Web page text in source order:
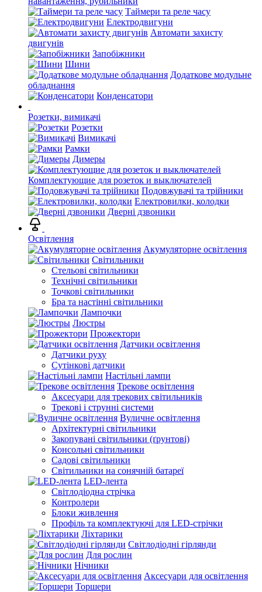
Таймери та реле часу
Електродвигуни
Автомати захисту
двигунів
Запобіжники
Шини
Додаткове модульне
обладнання
Конденсатори
Розетки, вимикачі
Розетки
Вимикачі
Рамки
Димеры
Комплектующие для розеток и выключателей
Подовжувачі та трійники
Електровилки, колодки
Дверні дзвоники
Освітлення
Акумуляторне освітлення
Світильники
Стельові світильники
Технічні світильники
Точкові світильники
Бра та настінні світильники
Лампочки
Люстры
Прожектори
Датчики освітлення
Датчики руху
Сутінкові датчики
Настільні лампи
Трекове освітлення
Аксесуари для трекових світильників
Трекові і струнні системи
Вуличне освітлення
Архітектурні світильники
Закопувані світильники (ґрунтові)
Консольні світильники
Садові світильники
Світильники на сонячній батареї
LED-лента
Світлодіодна стрічка
Контролери
Блоки живлення
Профіль та комплектуючі для LED-стрічки
Ліхтарики
Світлодіодні гірлянди
Для рослин
Нічники
Аксесуари для освітлення
Торшери